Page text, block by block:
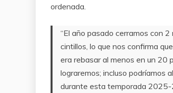
ordenada.
“El año pasado cerramos con
cintillos, lo que nos confirma
era rebasar al menos en un 20
lograremos; incluso podríamos
durante esta temporada 2025-